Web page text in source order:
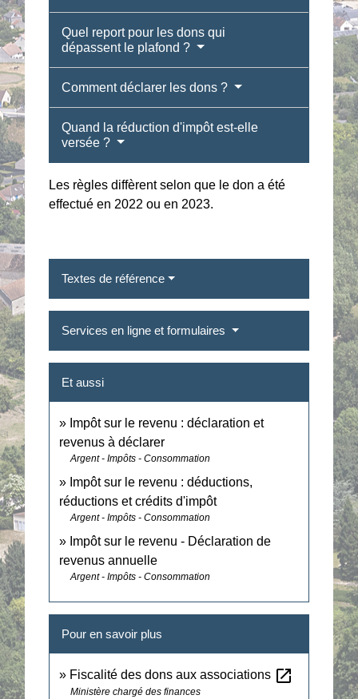
Quel report pour les dons qui
dépassent le plafond ?
Comment déclarer les dons ?
Quand la réduction d'impôt est-elle
versée ?
Les règles diffèrent selon que le don a été
effectué en 2022 ou en 2023.
Textes de référence
Services en ligne et formulaires
Et aussi
Impôt sur le revenu : déclaration et
revenus à déclarer
Argent - Impôts - Consommation
Impôt sur le revenu : déductions,
réductions et crédits d'impôt
Argent - Impôts - Consommation
Impôt sur le revenu - Déclaration de
revenus annuelle
Argent - Impôts - Consommation
Pour en savoir plus
Fiscalité des dons aux associations open_in_new
Ministère chargé des finances